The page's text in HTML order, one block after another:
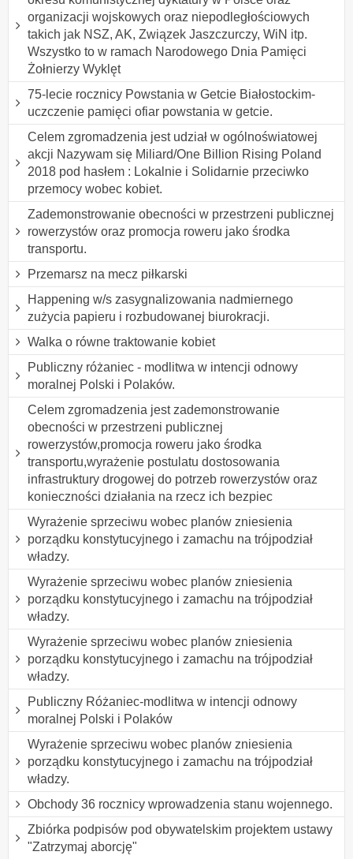
organizacji wojskowych oraz niepodległościowych
takich jak NSZ, AK, Związek Jaszczurczy, WiN itp.
Wszystko to w ramach Narodowego Dnia Pamięci
Żołnierzy Wyklęt
75-lecie rocznicy Powstania w Getcie Białostockim-
uczczenie pamięci ofiar powstania w getcie.
Celem zgromadzenia jest udział w ogólnoświatowej
akcji Nazywam się Miliard/One Billion Rising Poland
2018 pod hasłem : Lokalnie i Solidarnie przeciwko
przemocy wobec kobiet.
Zademonstrowanie obecności w przestrzeni publicznej
rowerzystów oraz promocja roweru jako środka
transportu.
Przemarsz na mecz piłkarski
Happening w/s zasygnalizowania nadmiernego
zużycia papieru i rozbudowanej biurokracji.
Walka o równe traktowanie kobiet
Publiczny różaniec - modlitwa w intencji odnowy
moralnej Polski i Polaków.
Celem zgromadzenia jest zademonstrowanie
obecności w przestrzeni publicznej
rowerzystów,promocja roweru jako środka
transportu,wyrażenie postulatu dostosowania
infrastruktury drogowej do potrzeb rowerzystów oraz
konieczności działania na rzecz ich bezpiec
Wyrażenie sprzeciwu wobec planów zniesienia
porządku konstytucyjnego i zamachu na trójpodział
władzy.
Wyrażenie sprzeciwu wobec planów zniesienia
porządku konstytucyjnego i zamachu na trójpodział
władzy.
Wyrażenie sprzeciwu wobec planów zniesienia
porządku konstytucyjnego i zamachu na trójpodział
władzy.
Publiczny Różaniec-modlitwa w intencji odnowy
moralnej Polski i Polaków
Wyrażenie sprzeciwu wobec planów zniesienia
porządku konstytucyjnego i zamachu na trójpodział
władzy.
Obchody 36 rocznicy wprowadzenia stanu wojennego.
Zbiórka podpisów pod obywatelskim projektem ustawy
"Zatrzymaj aborcję"